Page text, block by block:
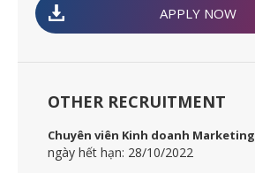
APPLY NOW
OTHER RECRUITMENT
Chuyên viên Kinh doanh Marketing
ngày hết hạn: 28/10/2022